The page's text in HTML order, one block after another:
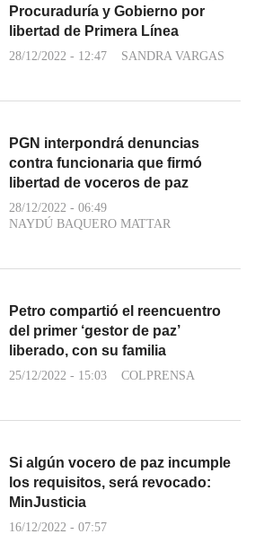
Procuraduría y Gobierno por
libertad de Primera Línea
28/12/2022 - 12:47 SANDRA VARGAS
PGN interpondrá denuncias
contra funcionaria que firmó
libertad de voceros de paz
28/12/2022 - 06:49
NAYDÚ BAQUERO MATTAR
Petro compartió el reencuentro
del primer ‘gestor de paz’
liberado, con su familia
25/12/2022 - 15:03 COLPRENSA
Si algún vocero de paz incumple
los requisitos, será revocado:
MinJusticia
16/12/2022 - 07:57